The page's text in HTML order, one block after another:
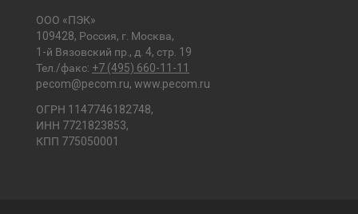
ООО «ПЭК»
109428, Россия, г. Москва,
1-й Вязовский пр., д. 4, стр. 19
Тел./факс: +7 (495) 660-11-11
pecom@pecom.ru, www.pecom.ru
ОГРН 1147746182748,
ИНН 7721823853,
КПП 775050001